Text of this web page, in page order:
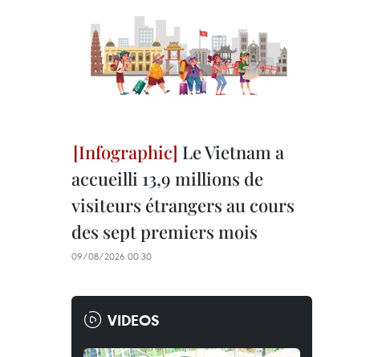
Le Vietnam a
accueilli 13,9 millions de
visiteurs étrangers au cours
des sept premiers mois
09/08/2026 00:30
VIDEOS